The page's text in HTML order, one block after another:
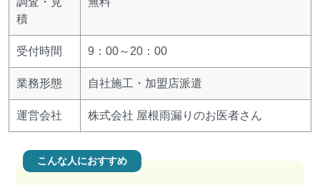
積
受付時間 9：00～20：00
業務形態 自社施工・加盟店派遣
運営会社 株式会社 屋根雨漏りのお医者さん
こんな人におすすめ